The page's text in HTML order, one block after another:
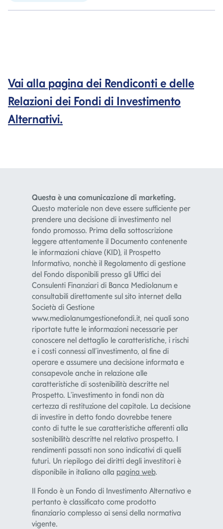
Vai alla pagina dei Rendiconti e delle
Relazioni dei Fondi di Investimento
Alternativi.
Questa è una comunicazione di marketing.
Questo materiale non deve essere sufficiente per
prendere una decisione di investimento nel
fondo promosso. Prima della sottoscrizione
leggere attentamente il Documento contenente
le informazioni chiave (KID), il Prospetto
Informativo, nonchè il Regolamento di gestione
del Fondo disponibili presso gli Uffici dei
Consulenti Finanziari di Banca Mediolanum e
consultabili direttamente sul sito internet della
Società di Gestione
www.mediolanumgestionefondi.it, nei quali sono
riportate tutte le informazioni necessarie per
conoscere nel dettaglio le caratteristiche, i rischi
e i costi connessi all’investimento, al fine di
operare e assumere una decisione informata e
consapevole anche in relazione alle
caratteristiche di sostenibilità descritte nel
Prospetto. L'investimento in fondi non dà
certezza di restituzione del capitale. La decisione
di investire in detto fondo dovrebbe tenere
conto di tutte le sue caratteristiche afferenti alla
sostenibilità descritte nel relativo prospetto. I
rendimenti passati non sono indicativi di quelli
futuri. Un riepilogo dei diritti degli investitori è
disponibile in italiano alla pagina web.
Il Fondo è un Fondo di Investimento Alternativo e
pertanto è classificato come prodotto
finanziario complesso ai sensi della normativa
vigente.